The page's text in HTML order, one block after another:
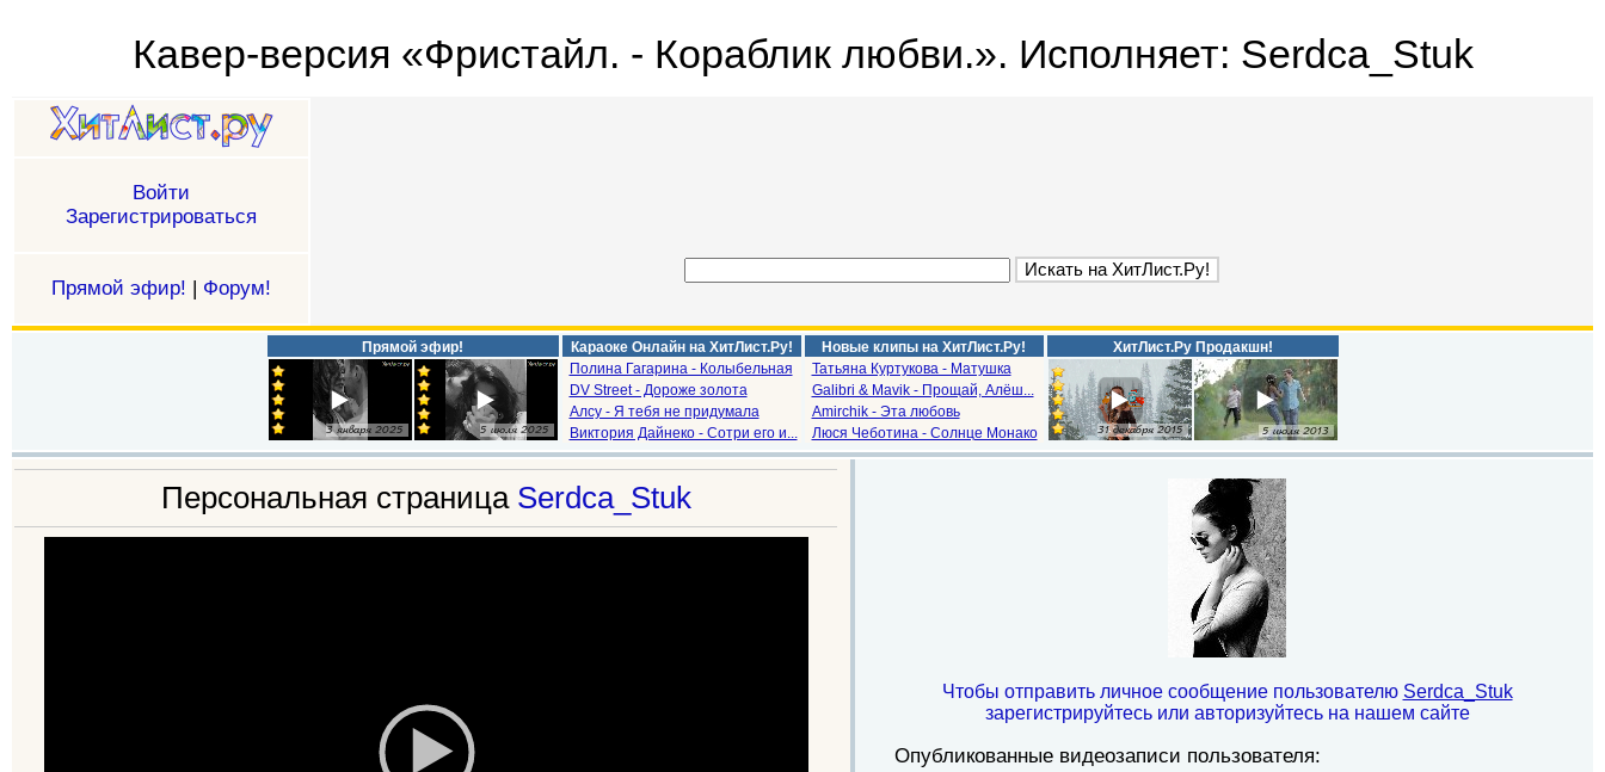
Кавер-версия «Фристайл. - Кораблик любви.». Исполняет: Serdca_Stuk
Войти
Зарегистрироваться
Прямой эфир! | Форум!
Прямой эфир!
Караоке Онлайн на ХитЛист.Ру!
Полина Гагарина - Колыбельная
DV Street - Дороже золота
Алсу - Я тебя не придумала
Виктория Дайнеко - Сотри его и...
Новые клипы на ХитЛист.Ру!
Татьяна Куртукова - Матушка
Galibri & Mavik - Прощай, Алёш...
Amirchik - Эта любовь
Люся Чеботина - Солнце Монако
ХитЛист.Ру Продакшн!
Персональная страница Serdca_Stuk
Чтобы отправить личное сообщение пользователю Serdca_Stuk
зарегистрируйтесь или авторизуйтесь на нашем сайте
Опубликованные видеозаписи пользователя: